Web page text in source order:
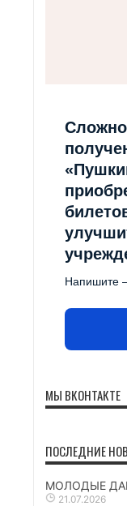
Напишите
МЫ ВКОНТАКТЕ
ПОСЛЕДНИЕ
МОЛОДЫЕ
21.07.2026